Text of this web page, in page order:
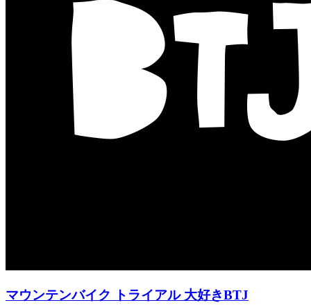
マウンテンバイク トライアル 大好きBTJ